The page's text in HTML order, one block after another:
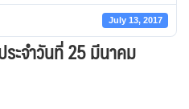
July 13, 2017
ระจำวันที่ 25 มีนาคม